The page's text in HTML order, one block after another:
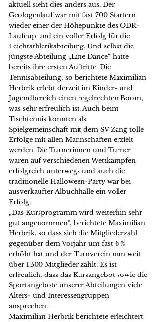
aktuell sieht dies anders aus. Der
Geologenlauf war mit fast 700 Startern
wieder einer der Höhepunkte des ODR-
Laufcup und ein voller Erfolg für die
Leichtathletikabteilung. Und selbst die
jüngste Abteilung „Line Dance“ hatte
bereits ihre ersten Auftritte. Die
Tennisabteilung, so berichtete Maximilian
Herbrik erlebt derzeit im Kinder- und
Jugendbereich einen regelrechten Boom,
was sehr erfreulich ist. Auch beim
Tischtennis konnten als
Spielgemeinschaft mit dem SV Zang tolle
Erfolge mit allen Mannschaften erzielt
werden. Die Turnerinnen und Turner
waren auf verschiedenen Wettkämpfen
erfolgreich unterwegs und auch die
traditionelle Halloween-Party war bei
ausverkaufter Albuchhalle ein voller
Erfolg.
„Das Kursprogramm wird weiterhin sehr
gut angenommen“, berichtete Maximilian
Herbrik, so dass sich die Mitgliederzahl
gegenüber dem Vorjahr um fast 6 %
erhöht hat und der Turnverein nun weit
über 1.500 Mitglieder zählt. Es ist
erfreulich, dass das Kursangebot sowie die
Sportangebote unserer Abteilungen viele
Alters- und Interessengruppen
ansprechen.
Maximilian Herbrik berichtete erleichtert